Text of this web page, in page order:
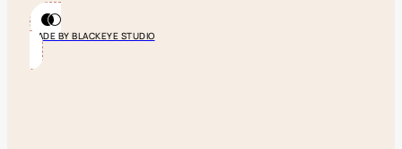
MADE BY BLACKEYE STUDIO